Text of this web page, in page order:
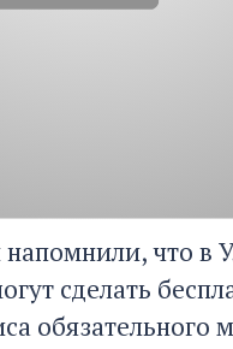
что в
сделать
обязательного